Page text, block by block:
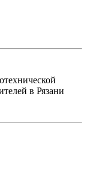
в Рязани